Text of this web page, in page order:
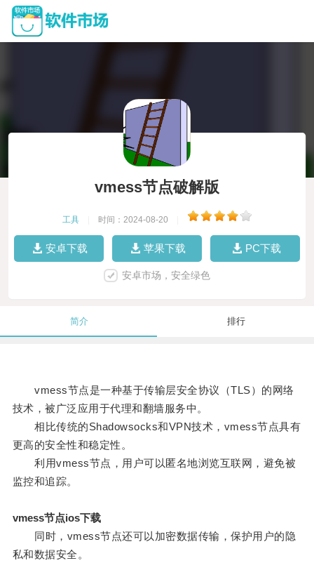
vmess节点破解版
工具 时间：2024-08-20
安卓下载 苹果下载 PC下载
安卓市场，安全绿色
简介 排行
vmess节点是一种基于传输层安全协议（TLS）的网络
技术，被广泛应用于代理和翻墙服务中。
相比传统的Shadowsocks和VPN技术，vmess节点具有
更高的安全性和稳定性。
利用vmess节点，用户可以匿名地浏览互联网，避免被
监控和追踪。
vmess节点ios下载
同时，vmess节点还可以加密数据传输，保护用户的隐
私和数据安全。